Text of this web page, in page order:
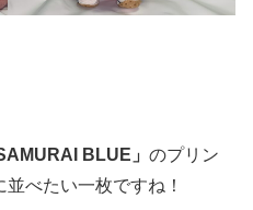
BLUE」 のプリン
べたい一枚ですね！